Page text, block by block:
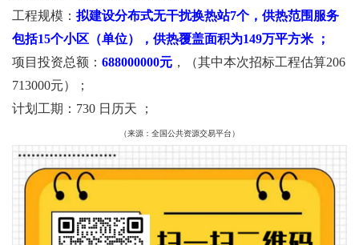
工程规模： 拟建设分布式无干扰换热站7个，供热范围服务
包括15个小区（单位），供热覆盖面积为149万平方米 ；
项目投资总额： 688000000元 ，（其中本次招标工程估算206
713000元）；
计划工期：730 日历天 ；
（来源：全国公共资源交易平台）